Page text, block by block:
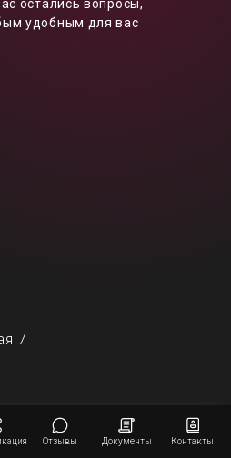
Отзывы Документы Контакты
остались вопросы,
удобным для вас
7